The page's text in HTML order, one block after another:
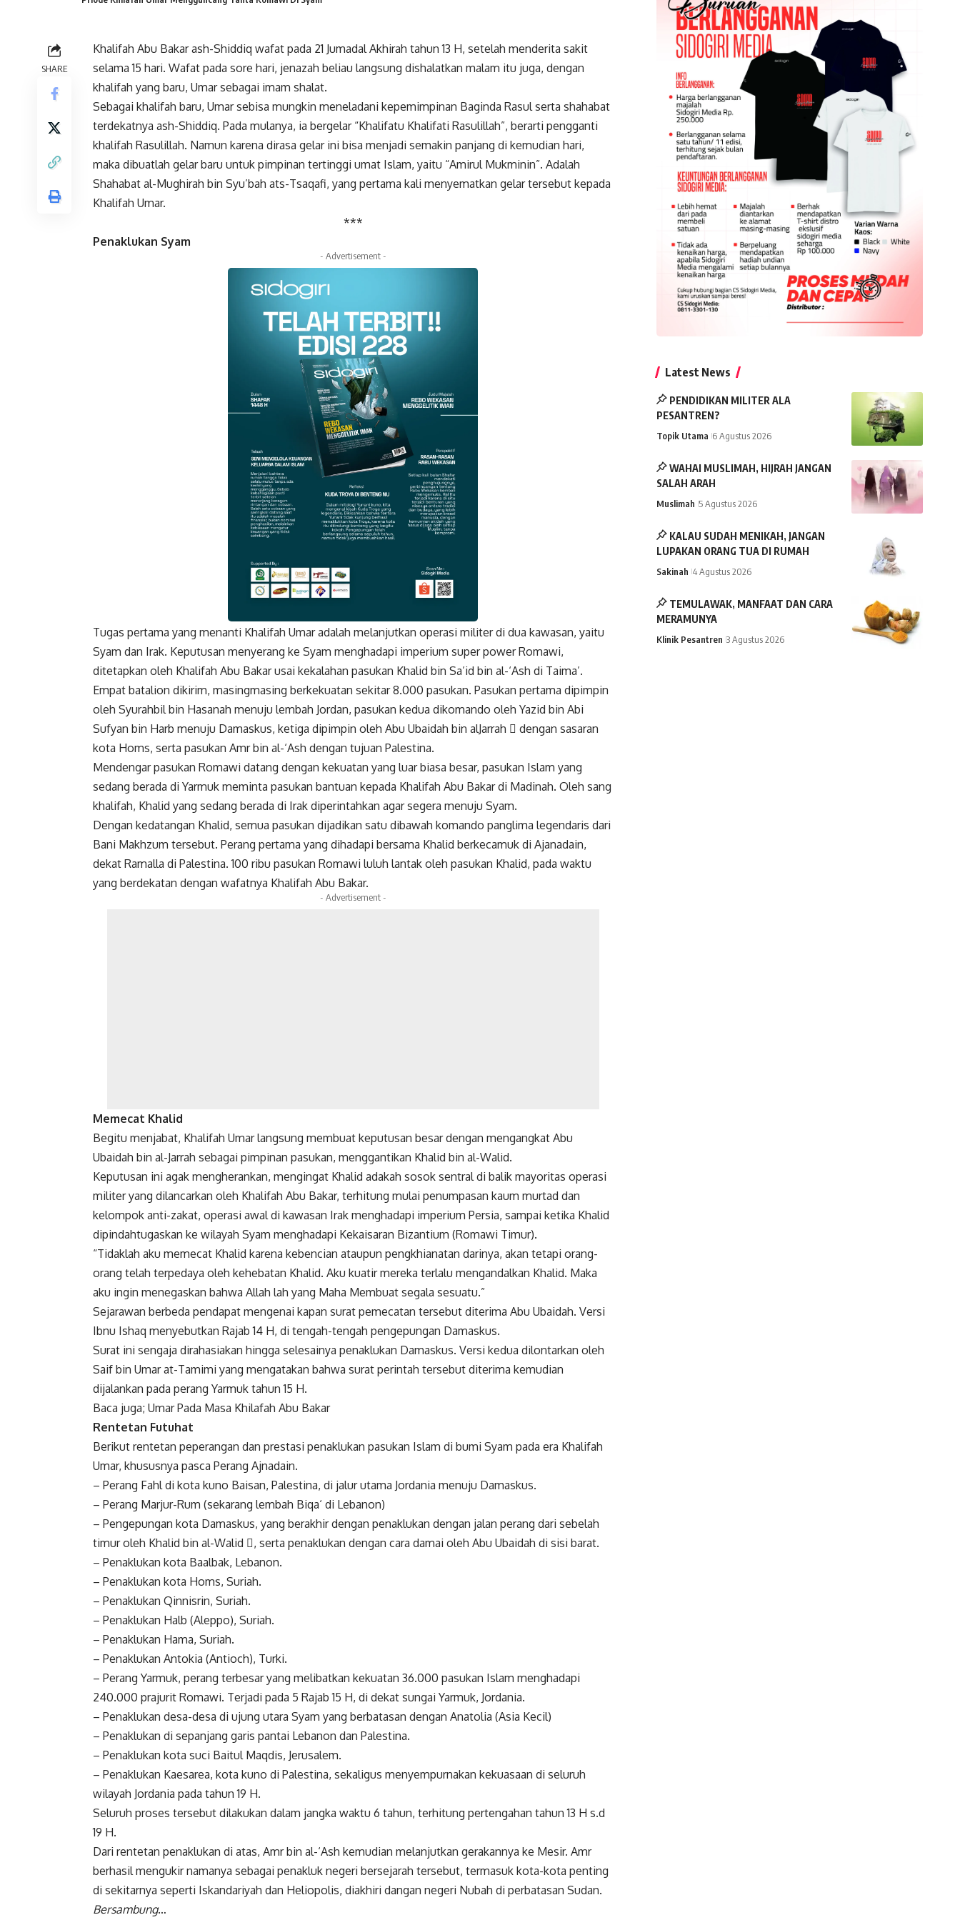
SHARE
Khalifah Abu Bakar ash-Shiddiq wafat pada 21 Jumadal Akhirah tahun 13 H, setelah menderita sakit
selama 15 hari. Wafat pada sore hari, jenazah beliau langsung dishalatkan malam itu juga, dengan
khalifah yang baru, Umar sebagai imam shalat.
Sebagai khalifah baru, Umar sebisa mungkin meneladani kepemimpinan Baginda Rasul serta shahabat
terdekatnya ash-Shiddiq. Pada mulanya, ia bergelar “Khalifatu Khalifati Rasulillah”, berarti pengganti
khalifah Rasulillah. Namun karena dirasa gelar ini bisa menjadi semakin panjang di kemudian hari,
maka dibuatlah gelar baru untuk pimpinan tertinggi umat Islam, yaitu “Amirul Mukminin”. Adalah
Shahabat al-Mughirah bin Syu’bah ats-Tsaqafi, yang pertama kali menyematkan gelar tersebut kepada
Khalifah Umar.
***
Penaklukan Syam
- Advertisement -
Facebook
Gmail
Facebook Twitter Gmail
Tugas pertama yang menanti Khalifah Umaradalah melanjutkan operasi militer di dua kawasan, yaitu
Syam dan Irak. Keputusan menyerang ke Syam menghadapi imperium super power Romawi,
ditetapkan oleh Khalifah Abu Bakar usai kekalahan pasukan Khalid bin Sa’id bin al-‘Ash di Taima’.
Empat batalion dikirim, masingmasing berkekuatan sekitar 8.000 pasukan. Pasukan pertama dipimpin
oleh Syurahbil bin Hasanah menuju lembah Jordan, pasukan kedua dikomando oleh Yazid bin Abi
Sufyan bin Harb menuju Damaskus, ketiga dipimpin oleh Abu Ubaidah bin alJarrah  dengan sasaran
kota Homs, serta pasukan Amr bin al-‘Ash dengan tujuan Palestina.
Mendengar pasukan Romawi datang dengan kekuatan yang luar biasa besar, pasukan Islam yang
sedang berada di Yarmuk meminta pasukan bantuan kepada Khalifah Abu Bakar di Madinah. Oleh sang
khalifah, Khalid yang sedang berada di Irak diperintahkan agar segera menuju Syam.
Dengan kedatangan Khalid, semua pasukan dijadikan satu dibawah komando panglima legendaris dari
Bani Makhzum tersebut. Perang pertama yang dihadapi bersama Khalid berkecamuk di Ajanadain,
dekat Ramalla di Palestina. 100 ribu pasukan Romawi luluh lantak oleh pasukan Khalid, pada waktu
yang berdekatan dengan wafatnya Khalifah Abu Bakar.
- Advertisement -
Memecat Khalid
Begitu menjabat, Khalifah Umar langsung membuat keputusan besar dengan mengangkat Abu
Ubaidah bin al-Jarrah sebagai pimpinan pasukan, menggantikan Khalid bin al-Walid.
Keputusan ini agak mengherankan, mengingat Khalid adakah sosok sentral di balik mayoritas operasi
militer yang dilancarkan oleh Khalifah Abu Bakar, terhitung mulai penumpasan kaum murtad dan
kelompok anti-zakat, operasi awal di kawasan Irak menghadapi imperium Persia, sampai ketika Khalid
dipindahtugaskan ke wilayah Syam menghadapi Kekaisaran Bizantium (Romawi Timur).
“Tidaklah aku memecat Khalid karena kebencian ataupun pengkhianatan darinya, akan tetapi orang-
orang telah terpedaya oleh kehebatan Khalid. Aku kuatir mereka terlalu mengandalkan Khalid. Maka
aku ingin menegaskan bahwa Allah lah yang Maha Membuat segala sesuatu.”
Sejarawan berbeda pendapat mengenai kapan surat pemecatan tersebut diterima Abu Ubaidah. Versi
Ibnu Ishaq menyebutkan Rajab 14 H, di tengah-tengah pengepungan Damaskus.
Surat ini sengaja dirahasiakan hingga selesainya penaklukan Damaskus. Versi kedua dilontarkan oleh
Saif bin Umar at-Tamimi yang mengatakan bahwa surat perintah tersebut diterima kemudian
dijalankan pada perang Yarmuk tahun 15 H.
Baca juga; Umar Pada Masa Khilafah Abu Bakar
Rentetan Futuhat
Berikut rentetan peperangan dan prestasi penaklukan pasukan Islam di bumi Syam pada era Khalifah
Umar, khususnya pasca Perang Ajnadain.
– Perang Fahl di kota kuno Baisan, Palestina, di jalur utama Jordania menuju Damaskus.
– Perang Marjur-Rum (sekarang lembah Biqa‘ di Lebanon)
– Pengepungan kota Damaskus, yang berakhir dengan penaklukan dengan jalan perang dari sebelah
timur oleh Khalid bin al-Walid , serta penaklukan dengan cara damai oleh Abu Ubaidah di sisi barat.
– Penaklukan kota Baalbak, Lebanon.
– Penaklukan kota Homs, Suriah.
– Penaklukan Qinnisrin, Suriah.
– Penaklukan Halb (Aleppo), Suriah.
– Penaklukan Hama, Suriah.
– Penaklukan Antokia (Antioch), Turki.
– Perang Yarmuk, perang terbesar yang melibatkan kekuatan 36.000 pasukan Islam menghadapi
240.000 prajurit Romawi. Terjadi pada 5 Rajab 15 H, di dekat sungai Yarmuk, Jordania.
– Penaklukan desa-desa di ujung utara Syam yang berbatasan dengan Anatolia (Asia Kecil)
– Penaklukan di sepanjang garis pantai Lebanon dan Palestina.
– Penaklukan kota suci Baitul Maqdis, Jerusalem.
– Penaklukan Kaesarea, kota kuno di Palestina, sekaligus menyempurnakan kekuasaan di seluruh
wilayah Jordania pada tahun 19 H.
Seluruh proses tersebut dilakukan dalam jangka waktu 6 tahun, terhitung pertengahan tahun 13 H s.d
19 H.
Dari rentetan penaklukan di atas, Amr bin al-‘Ash kemudian melanjutkan gerakannya ke Mesir. Amr
berhasil mengukir namanya sebagai penakluk negeri bersejarah tersebut, termasuk kota-kota penting
di sekitarnya seperti Iskandariyah dan Heliopolis, diakhiri dangan negeri Nubah di perbatasan Sudan.
Bersambung…
Latest News
PENDIDIKAN MILITER ALA
PESANTREN?
Topik Utama 6 Agustus 2026
WAHAI MUSLIMAH, HIJRAH JANGAN
SALAH ARAH
Muslimah 5 Agustus 2026
KALAU SUDAH MENIKAH, JANGAN
LUPAKAN ORANG TUA DI RUMAH
Sakinah 4 Agustus 2026
TEMULAWAK, MANFAAT DAN CARA
MERAMUNYA
Klinik Pesantren 3 Agustus 2026